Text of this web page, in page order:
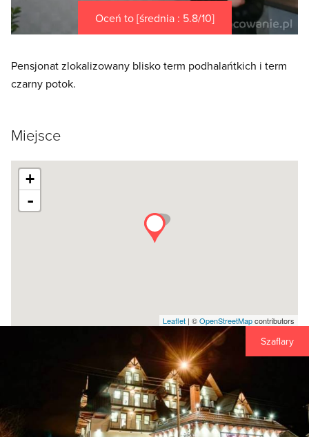
Oceń to [średnia : 5.8/10]
Pensjonat zlokalizowany blisko term podhalańtkich i term
czarny potok.
Miejsce
+
-
Leaflet | ©OpenStreetMapcontributors
Szaflary